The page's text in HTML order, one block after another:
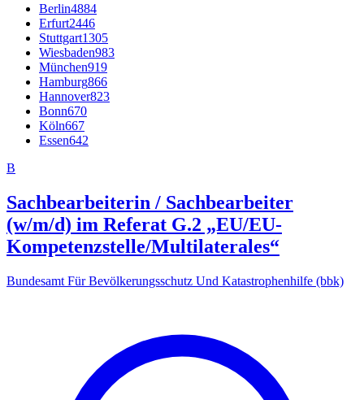
Berlin4884
Erfurt2446
Stuttgart1305
Wiesbaden983
München919
Hamburg866
Hannover823
Bonn670
Köln667
Essen642
B
Sachbearbeiterin / Sachbearbeiter
(w/m/d) im Referat G.2 „EU/​EU-
Kompetenzstelle/​Multilaterales“
Bundesamt Für Bevölkerungsschutz Und Katastrophenhilfe (bbk)